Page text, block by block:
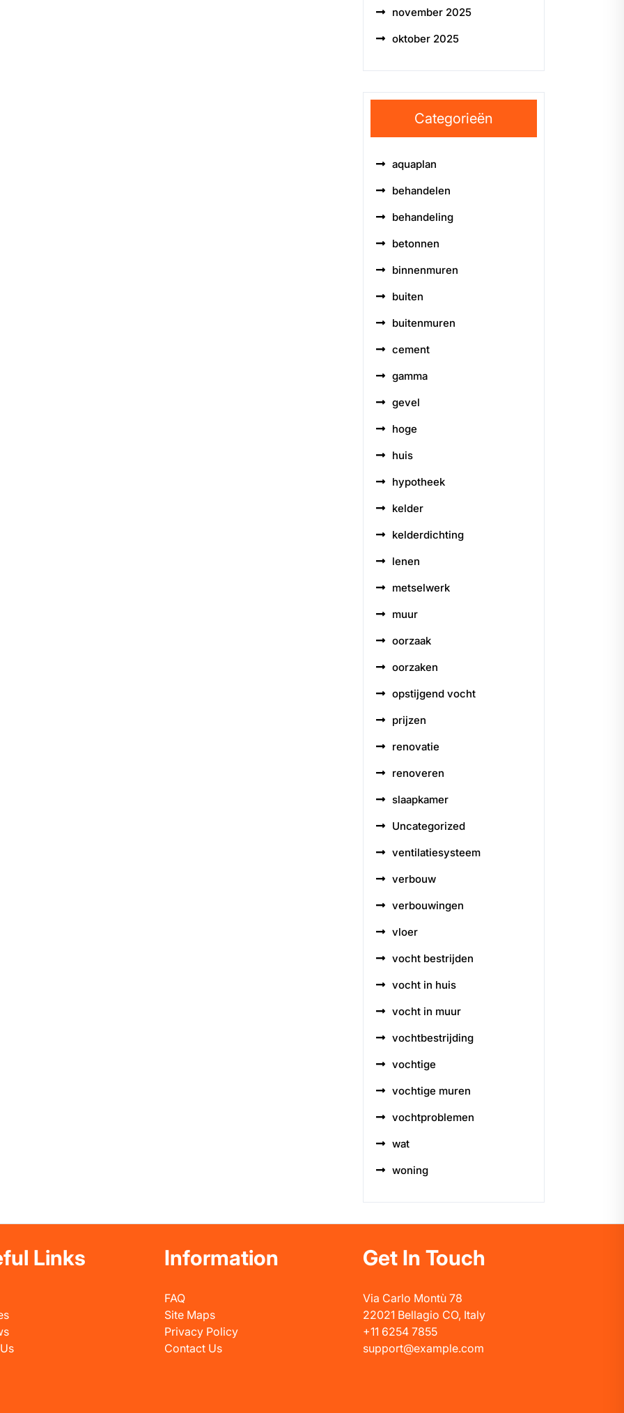
november 2025
oktober 2025
Categorieën
aquaplan
behandelen
behandeling
betonnen
binnenmuren
buiten
buitenmuren
cement
gamma
gevel
hoge
huis
hypotheek
kelder
kelderdichting
lenen
metselwerk
muur
oorzaak
oorzaken
opstijgend vocht
prijzen
renovatie
renoveren
slaapkamer
Uncategorized
ventilatiesysteem
verbouw
verbouwingen
vloer
vocht bestrijden
vocht in huis
vocht in muur
vochtbestrijding
vochtige
vochtige muren
vochtproblemen
wat
woning
Links Information
FAQ
Site Maps
Privacy Policy
Contact Us
Get In Touch
Via Carlo Montù 78
22021 Bellagio CO, Italy
+11 6254 7855
support@example.com